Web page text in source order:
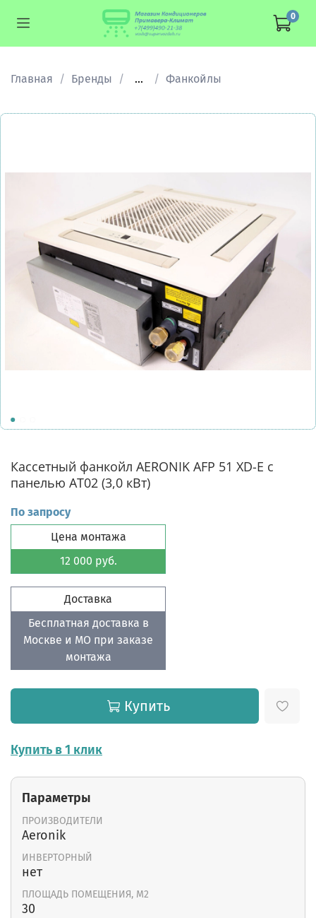
0
Главная Бренды ... Фанкойлы
Кассетный фанкойл AERONIK AFP 51 XD-E с
панелью AT02 (3,0 кВт)
По запросу
Цена монтажа
12 000 руб.
Доставка
Бесплатная доставка в
Москве и МО при заказе
монтажа
Купить
Купить в 1 клик
Параметры
ПРОИЗВОДИТЕЛИ
Aeronik
ИНВЕРТОРНЫЙ
нет
ПЛОЩАДЬ ПОМЕЩЕНИЯ, М2
30